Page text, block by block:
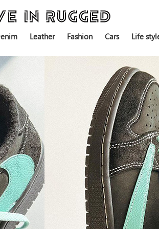
Leather Fashion Cars Life